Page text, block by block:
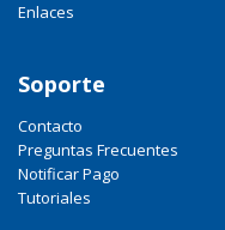
Enlaces
Soporte
Contacto
Preguntas Frecuentes
Notificar Pago
Tutoriales